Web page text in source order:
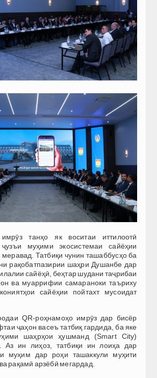
танҳо як воситаи иттилоотӣ
муҳими экосистемаи сайёҳии
Татбиқи чунин ташаббусҳо ба
рақобатпазирии шаҳри Душанбе дар
сайёҳӣ, беҳтар шудани таҷрибаи
ва муаррифии самараноки таъриху
сайёҳии пойтахт мусоидат
QR-роҳнамоҳо имрӯз дар бисёр
ҷаҳон васеъ татбиқ гардида, ба яке
шаҳрҳои ҳушманд (Smart City)
Аз ин лиҳоз, татбиқи ин лоиҳа дар
муҳим дар роҳи ташаккули муҳити
рақамӣ арзёбӣ мегардад.